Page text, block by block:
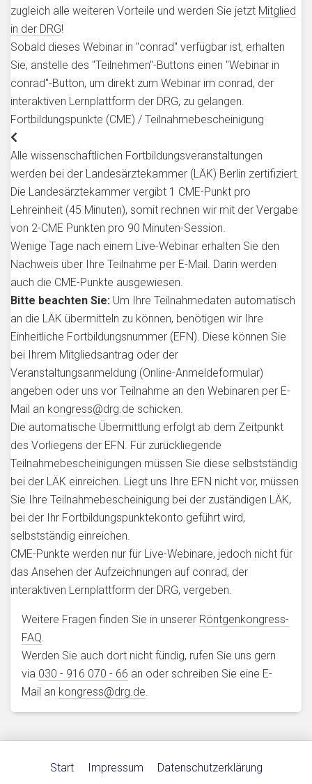
zugleich alle weiteren Vorteile und werden Sie jetzt Mitglied
in der DRG!
Sobald dieses Webinar in "conrad" verfügbar ist, erhalten
Sie, anstelle des "Teilnehmen"-Buttons einen "Webinar in
conrad"-Button, um direkt zum Webinar im conrad, der
interaktiven Lernplattform der DRG, zu gelangen.
Fortbildungspunkte (CME) / Teilnahmebescheinigung
Alle wissenschaftlichen Fortbildungsveranstaltungen
werden bei der Landesärztekammer (LÄK) Berlin zertifiziert.
Die Landesärztekammer vergibt 1 CME-Punkt pro
Lehreinheit (45 Minuten), somit rechnen wir mit der Vergabe
von 2-CME Punkten pro 90 Minuten-Session.
Wenige Tage nach einem Live-Webinar erhalten Sie den
Nachweis über Ihre Teilnahme per E-Mail. Darin werden
auch die CME-Punkte ausgewiesen.
Bitte beachten Sie: Um Ihre Teilnahmedaten automatisch
an die LÄK übermitteln zu können, benötigen wir Ihre
Einheitliche Fortbildungsnummer (EFN). Diese können Sie
bei Ihrem Mitgliedsantrag oder der
Veranstaltungsanmeldung (Online-Anmeldeformular)
angeben oder uns vor Teilnahme an den Webinaren per E-
Mail an kongress@drg.de schicken.
Die automatische Übermittlung erfolgt ab dem Zeitpunkt
des Vorliegens der EFN. Für zurückliegende
Teilnahmebescheinigungen müssen Sie diese selbstständig
bei der LÄK einreichen. Liegt uns Ihre EFN nicht vor, müssen
Sie Ihre Teilnahmebescheinigung bei der zuständigen LÄK,
bei der Ihr Fortbildungspunktekonto geführt wird,
selbstständig einreichen.
CME-Punkte werden nur für Live-Webinare, jedoch nicht für
das Ansehen der Aufzeichnungen auf conrad, der
interaktiven Lernplattform der DRG, vergeben.
Weitere Fragen finden Sie in unserer Röntgenkongress-
FAQ.
Werden Sie auch dort nicht fündig, rufen Sie uns gern
via 030 - 916 070 - 66 an oder schreiben Sie eine E-
Mail an kongress@drg.de.
Start Impressum Datenschutzerklärung